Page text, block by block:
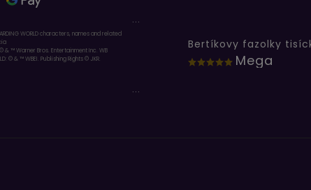
WORLD characters, names and related
& ™ Warner Bros. Entertainment Inc. WB
© & ™ WBEI. Publishing Rights © JKR.
...
Mega
...